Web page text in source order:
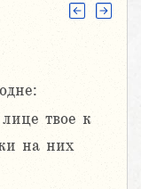
твое к
на них